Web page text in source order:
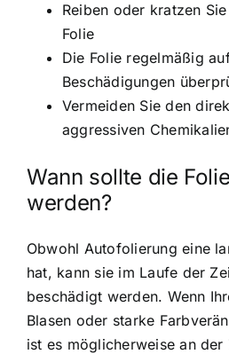
Reiben oder kratzen
Folie
Die Folie regelmäßig
Beschädigungen
Vermeiden Sie den
aggressiven
Wann sollte die
werden?
Obwohl Autofolierung eine
hat, kann sie im Laufe der
beschädigt werden. Wenn
Blasen oder starke
ist es möglicherweise an